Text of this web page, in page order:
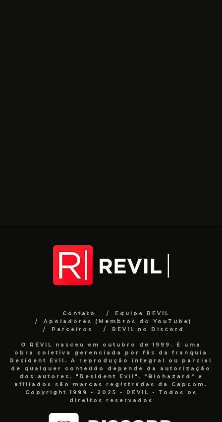
Contato
Equipe REVIL
Apoiadores (Membros do YouTube)
Parceiros
REVIL no Discord
O REVIL nasceu em outubro de 1999. É uma
obra coletiva gerenciada por fãs da franquia
Resident Evil. A reprodução integral ou parcial
de qualquer conteúdo depende da autorização
dos autores. "Resident Evil", "Biohazard" e
afiliados são marcas registradas da Capcom.
Copyright 1999 - 2025 - REVIL - Todos os
direitos reservados